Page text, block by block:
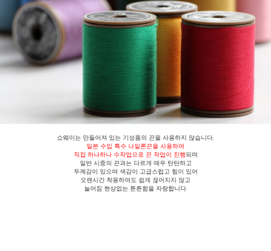
쇼웨이는 만들어져 있는 기성품의 끈을 사용하지 않습니다.
일본 수입 특수 나일론끈을 사용하여
직접 하나하나 수작업으로 끈 작업이 진행되며
일반 시중의 끈과는 다르게 매우 탄탄하고
두께감이 있으며 색감이 고급스럽고 힘이 있어
오랜시간 착용하여도 쉽게 끊어지지 않고
늘어짐 현상없는 튼튼함을 자랑합니다.